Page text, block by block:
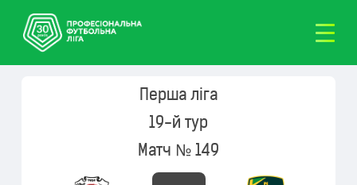
Перша ліга
19-й тур
Матч № 149